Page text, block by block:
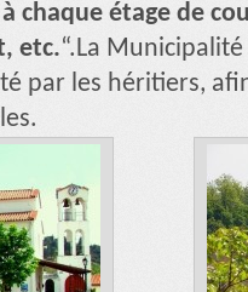
chaque étage de
etc.“.La
par les héritiers,